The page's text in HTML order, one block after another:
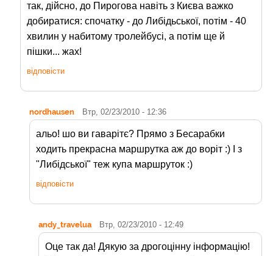
так, дійсно, до Пирогова навіть з Києва важко
добиратися: спочатку - до Либідьської, потім - 40
хвилин у набитому тролейбусі, а потім ще й
пішки... жах!
відповісти
nordhausen Втр, 02/23/2010 - 12:36
альо! шо ви гаварітє? Прямо з Бесарабки
ходить прекрасна маршрутка аж до воріт :) І з
"Либідської" теж купа маршруток :)
відповісти
andy_travelua Втр, 02/23/2010 - 12:49
Оце так да! Дякую за дрогоцінну інформацію!